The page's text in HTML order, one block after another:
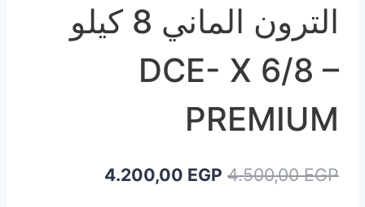
الترون الماني 8 كيلو
DCE- X 6/8 –
PREMIUM
4.500,00EGP
السعر4.200,00 EGP